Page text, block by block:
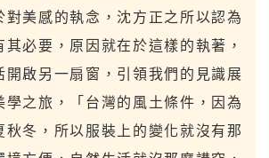
對美感的執念，沈方正之所以認為
必要，原因就在於這樣的執著，
開啟另一扇窗，引領我們的見識展
學之旅，「台灣的風土條件，因為
秋冬，所以服裝上的變化就沒有那